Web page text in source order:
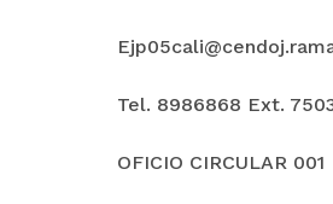
Tel. 8986868 Ext.
OFICIO CIRCULAR 001